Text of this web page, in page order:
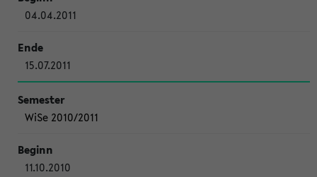
04.04.2011
15.07.2011
WiSe 2010/2011
11.10.2010